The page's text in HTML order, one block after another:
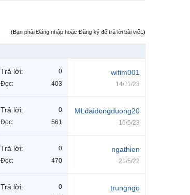
(Bạn phải Đăng nhập hoặc Đăng ký để trả lời bài viết.)
Trả lời:
0
Đọc:
403
wifim001
14/11/23
Trả lời:
0
Đọc:
561
MLdaidongduong20
16/5/23
Trả lời:
0
Đọc:
470
ngathien
21/5/22
Trả lời:
0
trungngo